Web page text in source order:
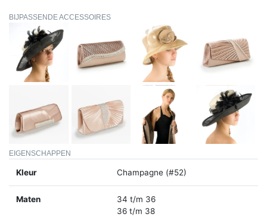
BIJPASSENDE ACCESSOIRES
EIGENSCHAPPEN
Kleur Champagne (#52)
Maten
34 t/m 36
36 t/m 38